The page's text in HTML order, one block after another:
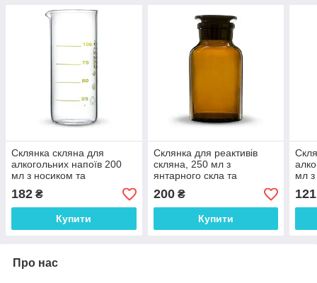
Склянка скляна для
алкогольних напоїв 200
мл з носиком та
друкованою шкалою.
Україна
182 ₴
Купити
Склянка для реактивів
скляна, 250 мл з
янтарного скла та
притертою пробкою.
Україна
200₴
Купити
мл з
Про нас